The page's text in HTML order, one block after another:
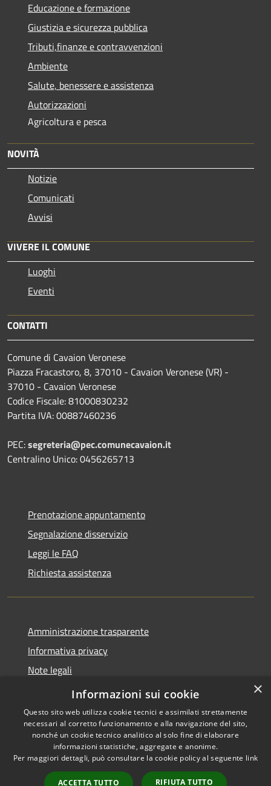
Educazione e formazione
Giustizia e sicurezza pubblica
Tributi,finanze e contravvenzioni
Ambiente
Salute, benessere e assistenza
Autorizzazioni
Agricoltura e pesca
NOVITÀ
Notizie
Comunicati
Avvisi
VIVERE IL COMUNE
Luoghi
Eventi
CONTATTI
Comune di Cavaion Veronese
Piazza Fracastoro, 8, 37010 - Cavaion Veronese (VR) -
37010 - Cavaion Veronese
Codice Fiscale: 81000830232
Partita IVA: 00887460236
PEC:segreteria@pec.comunecavaion.it
Centralino Unico: 0456265713
Prenotazione appuntamento
Segnalazione disservizio
Leggi le FAQ
Richiesta assistenza
Amministrazione trasparente
Informativa privacy
Note legali
Dichiarazione di accessibilità
Accessibilità
Copyright © 2026 • Comune di
Cavaion Veronese • Powered
byMunicipium Accesso
×
Informazioni sui cookie
Questo sito web utilizza cookie tecnici e assimilati strettamente
necessari al corretto funzionamento e alla navigazione del sito,
nonché un cookie tecnico analitico al solo fine di elaborare
informazioni statistiche, aggregate e anonime.
Per maggiori dettagli, può consultare la cookie policy al seguente link
ACCETTA TUTTO RIFIUTA TUTTO